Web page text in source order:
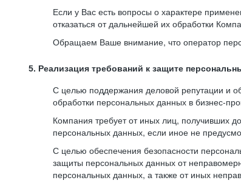
Если у Вас есть вопросы о характере
отказаться от дальнейшей их обработки
Обращаем Ваше внимание, что оператор
5. Реализация требований к защите
С целью поддержания деловой репутации и
обработки персональных данных в бизнес-
Компания требует от иных лиц, получивших
персональных данных, если иное не
С целью обеспечения безопасности
защиты персональных данных от
персональных данных, а также от иных